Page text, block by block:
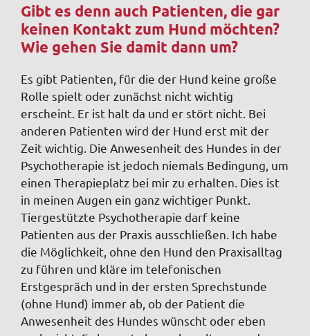
Gibt es denn auch Patienten, die gar
keinen Kontakt zum Hund möchten?
Wie gehen Sie damit dann um?
Es gibt Patienten, für die der Hund keine große
Rolle spielt oder zunächst nicht wichtig
erscheint. Er ist halt da und er stört nicht. Bei
anderen Patienten wird der Hund erst mit der
Zeit wichtig. Die Anwesenheit des Hundes in der
Psychotherapie ist jedoch niemals Bedingung, um
einen Therapieplatz bei mir zu erhalten. Dies ist
in meinen Augen ein ganz wichtiger Punkt.
Tiergestützte Psychotherapie darf keine
Patienten aus der Praxis ausschließen. Ich habe
die Möglichkeit, ohne den Hund den Praxisalltag
zu führen und kläre im telefonischen
Erstgespräch und in der ersten Sprechstunde
(ohne Hund) immer ab, ob der Patient die
Anwesenheit des Hundes wünscht oder eben